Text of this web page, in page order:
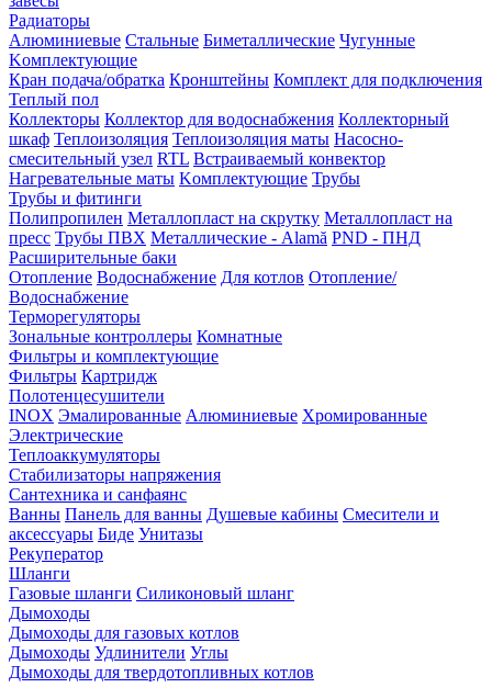
Радиаторы
Алюминиевые Стальные Биметаллические Чугунные
Kомплектующие
Кран подача/обратка Кронштейны Комплект для подключения
Теплый пол
Коллекторы Коллектор для водоснабжения Коллекторный
шкаф Теплоизоляция Теплоизоляция маты Насосно-
смесительный узел RTL Встраиваемый конвектор
Нагревательные маты Kомплектующие Трубы
Трубы и фитинги
Полипропилен Металлопласт на скрутку Металлопласт на
пресс Трубы ПВХ Металлические - Alamă PND - ПНД
Расширительные баки
Отопление Водоснабжение Для котлов Отопление/
Водоснабжение
Терморегуляторы
Зональные контроллеры Комнатные
Фильтры и комплектующие
Фильтры Картридж
Полотенцесушители
INOX Эмалированные Алюминиевые Хромированные
Электрические
Теплоаккумуляторы
Стабилизаторы напряжения
Сантехника и санфаянс
Ванны Панель для ванны Душевые кабины Смесители и
аксессуары Биде Унитазы
Рекуператор
Шланги
Газовые шланги Силиконовый шланг
Дымоходы
Дымоходы для газовых котлов
Дымоходы Удлинители Углы
Дымоходы для твердотопливных котлов